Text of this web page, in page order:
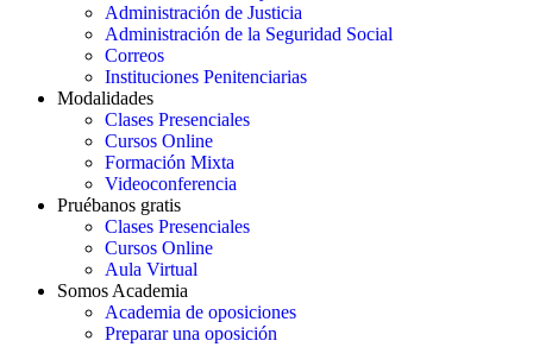
Administración de Justicia
Administración de la Seguridad Social
Correos
Instituciones Penitenciarias
Modalidades
Clases Presenciales
Cursos Online
Formación Mixta
Videoconferencia
Pruébanos gratis
Clases Presenciales
Cursos Online
Aula Virtual
Somos Academia
Academia de oposiciones
Preparar una oposición